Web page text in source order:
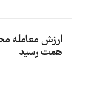
همت رسید